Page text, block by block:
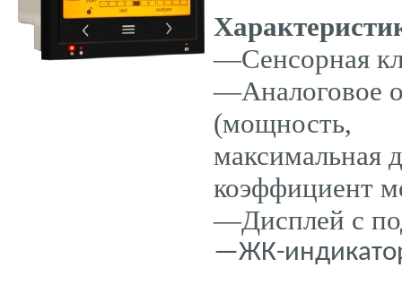
—Сенсорная
—Аналоговое
(мощность,
максимальная
коэффициент
—Дисплей с
—ЖК-